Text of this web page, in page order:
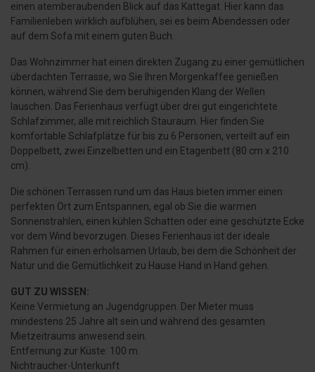
einen atemberaubenden Blick auf das Kattegat. Hier kann das
Familienleben wirklich aufblühen, sei es beim Abendessen oder
auf dem Sofa mit einem guten Buch.
Das Wohnzimmer hat einen direkten Zugang zu einer gemütlichen
überdachten Terrasse, wo Sie Ihren Morgenkaffee genießen
können, während Sie dem beruhigenden Klang der Wellen
lauschen. Das Ferienhaus verfügt über drei gut eingerichtete
Schlafzimmer, alle mit reichlich Stauraum. Hier finden Sie
komfortable Schlafplätze für bis zu 6 Personen, verteilt auf ein
Doppelbett, zwei Einzelbetten und ein Etagenbett (80 cm x 210
cm).
Die schönen Terrassen rund um das Haus bieten immer einen
perfekten Ort zum Entspannen, egal ob Sie die warmen
Sonnenstrahlen, einen kühlen Schatten oder eine geschützte Ecke
vor dem Wind bevorzugen. Dieses Ferienhaus ist der ideale
Rahmen für einen erholsamen Urlaub, bei dem die Schönheit der
Natur und die Gemütlichkeit zu Hause Hand in Hand gehen.
GUT ZU WISSEN:
Keine Vermietung an Jugendgruppen. Der Mieter muss
mindestens 25 Jahre alt sein und während des gesamten
Mietzeitraums anwesend sein.
Entfernung zur Küste: 100 m.
Nichtraucher-Unterkunft